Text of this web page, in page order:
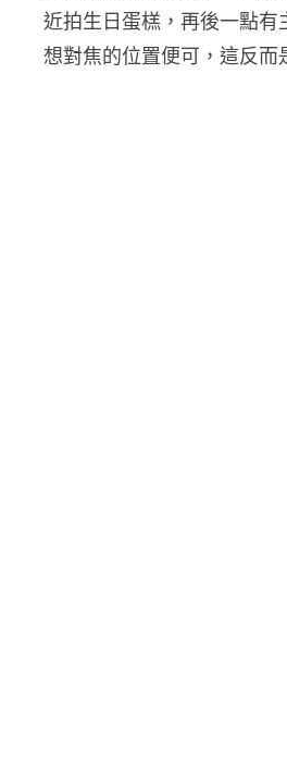
近拍生日蛋榚，再後一點
想對焦的位置便可，這反而